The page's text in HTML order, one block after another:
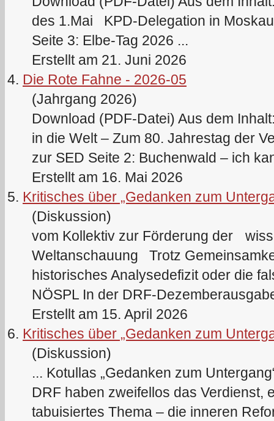
des 1.Mai KPD-Delegation in
Seite 3: Elbe-Tag 2026 ...
Erstellt am 21. Juni 2026
4. Die Rote Fahne - 2026-05
(Jahrgang 2026)
Download (PDF-Datei) Aus dem
in die Welt – Zum 80. Jahrestag der
zur SED Seite 2: Buchenwald – ich
Erstellt am 16. Mai 2026
5. Kritisches über „Gedanken zum
(Diskussion)
vom Kollektiv zur Förderung der
Weltanschauung Trotz
historisches Analysedefizit oder die
NÖSPL In der DRF-
Erstellt am 15. April 2026
6. Kritisches über „Gedanken zum
(Diskussion)
... Kotullas „Gedanken zum
DRF haben zweifellos das Verdienst,
tabuisiertes Thema – die inneren